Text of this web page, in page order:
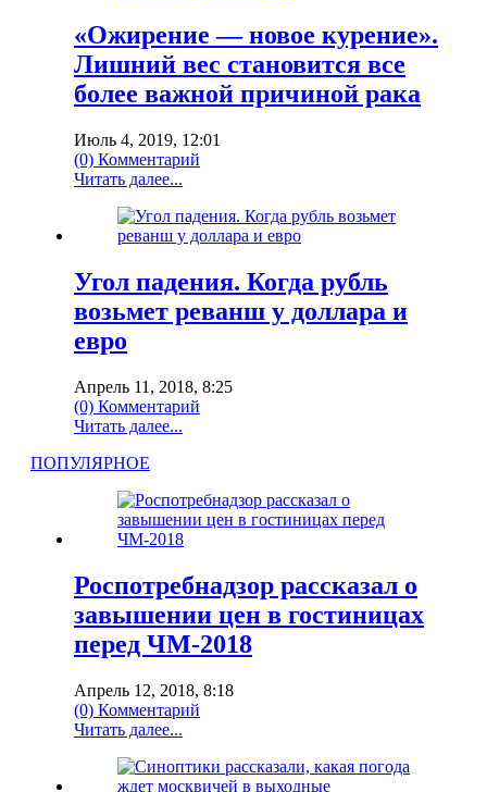
«Ожирение — новое курение».
Лишний вес становится все
более важной причиной рака
Июль 4, 2019, 12:01
(0) Комментарий
Читать далее...
Угол падения. Когда рубль
возьмет реванш у доллара и
евро
Апрель 11, 2018, 8:25
(0) Комментарий
Читать далее...
ПОПУЛЯРНОЕ
Роспотребнадзор рассказал о
завышении цен в гостиницах
перед ЧМ-2018
Апрель 12, 2018, 8:18
(0) Комментарий
Читать далее...